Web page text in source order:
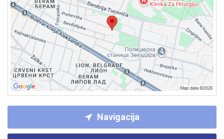
Navigacija